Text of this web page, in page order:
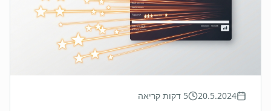
20.5.2024 5 דקות קריאה